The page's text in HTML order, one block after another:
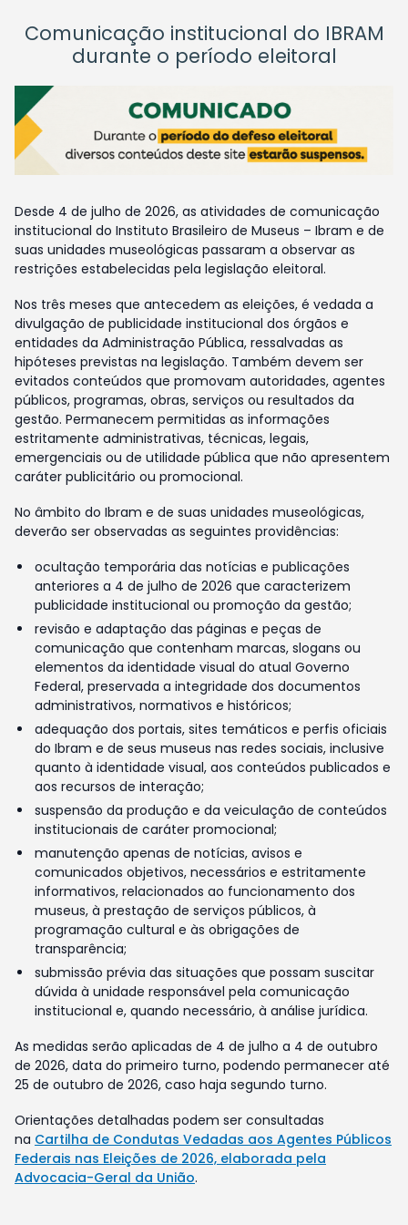
Comunicação institucional do IBRAM
durante o período eleitoral
Desde 4 de julho de 2026, as atividades de comunicação
institucional do Instituto Brasileiro de Museus – Ibram e de
suas unidades museológicas passaram a observar as
restrições estabelecidas pela legislação eleitoral.
Nos três meses que antecedem as eleições, é vedada a
divulgação de publicidade institucional dos órgãos e
entidades da Administração Pública, ressalvadas as
hipóteses previstas na legislação. Também devem ser
evitados conteúdos que promovam autoridades, agentes
públicos, programas, obras, serviços ou resultados da
gestão. Permanecem permitidas as informações
estritamente administrativas, técnicas, legais,
emergenciais ou de utilidade pública que não apresentem
caráter publicitário ou promocional.
No âmbito do Ibram e de suas unidades museológicas,
deverão ser observadas as seguintes providências:
ocultação temporária das notícias e publicações
anteriores a 4 de julho de 2026 que caracterizem
publicidade institucional ou promoção da gestão;
revisão e adaptação das páginas e peças de
comunicação que contenham marcas, slogans ou
elementos da identidade visual do atual Governo
Federal, preservada a integridade dos documentos
administrativos, normativos e históricos;
adequação dos portais, sites temáticos e perfis oficiais
do Ibram e de seus museus nas redes sociais, inclusive
quanto à identidade visual, aos conteúdos publicados e
aos recursos de interação;
suspensão da produção e da veiculação de conteúdos
institucionais de caráter promocional;
manutenção apenas de notícias, avisos e
comunicados objetivos, necessários e estritamente
informativos, relacionados ao funcionamento dos
museus, à prestação de serviços públicos, à
programação cultural e às obrigações de
transparência;
submissão prévia das situações que possam suscitar
dúvida à unidade responsável pela comunicação
institucional e, quando necessário, à análise jurídica.
As medidas serão aplicadas de 4 de julho a 4 de outubro
de 2026, data do primeiro turno, podendo permanecer até
25 de outubro de 2026, caso haja segundo turno.
Orientações detalhadas podem ser consultadas
na Cartilha de Condutas Vedadas aos Agentes Públicos
Federais nas Eleições de 2026, elaborada pela
Advocacia-Geral da União.